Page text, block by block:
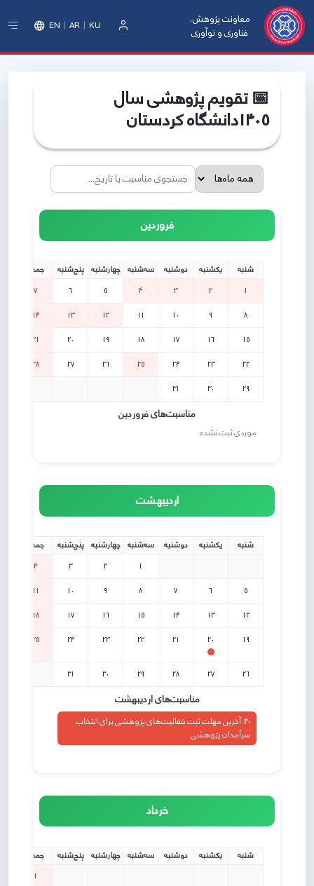
معاونت پژوهش،
فناوری و نوآوری
EN AR KU
📅 تقویم پژوهشی سال
1405دانشگاه کردستان
فروردین
شنبه یکشنبه دوشنبه سه‌شنبه چهارشنبه پنج‌شنبه
جمعه
1
2
3
4
5
6
7
8
9
10
11
12
13
14
15
16
17
18
19
20
21
22
23
24
25
26
27
28
29
30
31
مناسبت‌های فروردین
موردی ثبت نشده
اردیبهشت
شنبه یکشنبه دوشنبه سه‌شنبه چهارشنبه پنج‌شنبه
جمعه
1
2
3
4
5
6
7
8
9
10
11
12
13
14
15
16
17
18
19
20
21
22
23
24
25
26
27
28
29
30
31
مناسبت‌های اردیبهشت
20 آخرین مهلت ثبت فعالیت‌های پژوهشی برای انتخاب
سرآمدان پژوهشی
خرداد
شنبه یکشنبه دوشنبه سه‌شنبه چهارشنبه پنج‌شنبه
جمعه
1